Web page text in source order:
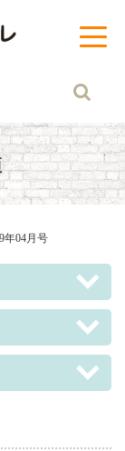
黒部
t
o
v
i
g
a
t
i
o
年04月号